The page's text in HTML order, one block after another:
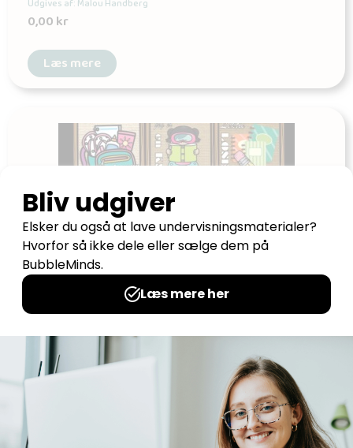
Udgives af: Malou Handberg
0,00kr
Læs mere
Pralemærker – Studievaner og
20,00